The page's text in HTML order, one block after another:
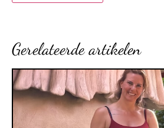
Gerelateerde artikelen